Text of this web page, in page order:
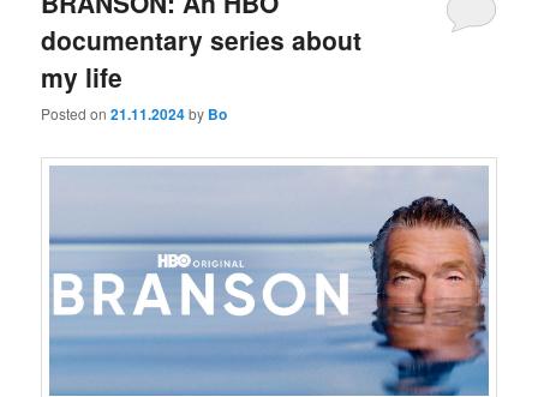
documentary series about
my life
Posted on21.11.2024by Bo